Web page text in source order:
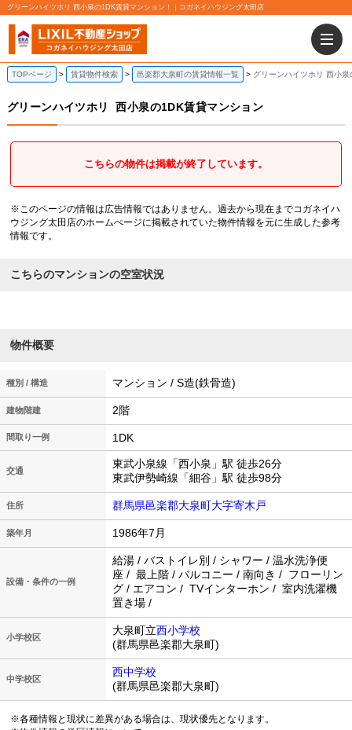
グリーンハイツホリ 西小泉の1DK賃貸マンション！｜コガネイハウジング太田店
TOPページ 賃貸物件検索 邑楽郡大泉町の賃貸情報一覧 グリーンハイツホリ 西小
グリーンハイツホリ 西小泉の1DK賃貸マンション
こちらの物件は掲載が終了しています。
※このページの情報は広告情報ではありません。過去から現在までコガネイハ
ウジング太田店のホームぺージに掲載されていた物件情報を元に生成した参考
情報です。
こちらのマンションの空室状況
物件概要
種別 / 構造 マンション / S造(鉄骨造)
建物階建 2階
間取り一例 1DK
交通
東武小泉線「西小泉」駅 徒歩26分
東武伊勢崎線「細谷」駅 徒歩98分
住所 群馬県邑楽郡大泉町大字寄木戸
築年月 1986年7月
設備・条件の一例
給湯 / バストイレ別 / シャワー / 温水洗浄便
座 / 最上階 / バルコニー / 南向き / フローリン
グ / エアコン / TVインターホン / 室内洗濯機
置き場 /
小学校区
大泉町立西小学校
(群馬県邑楽郡大泉町)
中学校区
西中学校
(群馬県邑楽郡大泉町)
※各種情報と現状に差異がある場合は、現状優先となります。